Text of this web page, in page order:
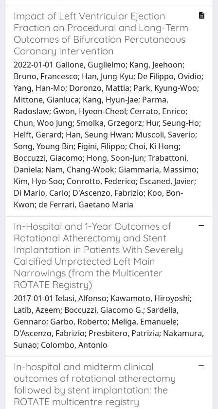
Impact of Left Ventricular Ejection
Fraction on Procedural and Long-Term
Outcomes of Bifurcation Percutaneous
Coronary Intervention
2022-01-01 Gallone, Guglielmo; Kang, Jeehoon;
Bruno, Francesco; Han, Jung-Kyu; De Filippo, Ovidio;
Yang, Han-Mo; Doronzo, Mattia; Park, Kyung-Woo;
Mittone, Gianluca; Kang, Hyun-Jae; Parma,
Radoslaw; Gwon, Hyeon-Cheol; Cerrato, Enrico;
Chun, Woo Jung; Smolka, Grzegorz; Hur, Seung-Ho;
Helft, Gerard; Han, Seung Hwan; Muscoli, Saverio;
Song, Young Bin; Figini, Filippo; Choi, Ki Hong;
Boccuzzi, Giacomo; Hong, Soon-Jun; Trabattoni,
Daniela; Nam, Chang-Wook; Giammaria, Massimo;
Kim, Hyo-Soo; Conrotto, Federico; Escaned, Javier;
Di Mario, Carlo; D'Ascenzo, Fabrizio; Koo, Bon-
Kwon; de Ferrari, Gaetano Maria
In-Hospital and 1-Year Outcomes of
Rotational Atherectomy and Stent
Implantation in Patients With Severely
Calcified Unprotected Left Main
Narrowings (from the Multicenter
ROTATE Registry)
2017-01-01 Ielasi, Alfonso; Kawamoto, Hiroyoshi;
Latib, Azeem; Boccuzzi, Giacomo G.; Sardella,
Gennaro; Garbo, Roberto; Meliga, Emanuele;
D'Ascenzo, Fabrizio; Presbitero, Patrizia; Nakamura,
Sunao; Colombo, Antonio
In-hospital and midterm clinical
outcomes of rotational atherectomy
followed by stent implantation: the
ROTATE multicentre registry